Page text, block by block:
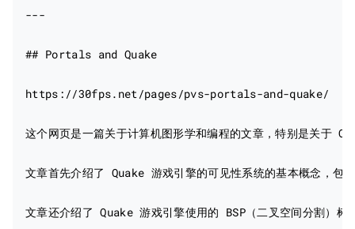
---
## Portals and Quake
https://30fps.net/pages/pvs-portals-and-quake/
这个网页是一篇关于计算机图形学和编程的文章，特别是关于
文章首先介绍了 Quake 游戏引擎的可见性系统的基本概
文章还介绍了 Quake 游戏引擎使用的 BSP（二叉空间分割）